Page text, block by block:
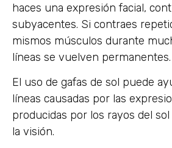
haces una expresión facial,
subyacentes. Si contraes
mismos músculos durante
líneas se vuelven permanentes.
El uso de gafas de sol puede
líneas causadas por las
producidas por los rayos del
la visión.